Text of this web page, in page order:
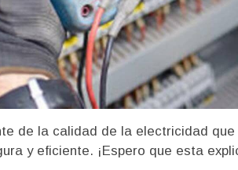
de la calidad de la electricidad
y eficiente. ¡Espero que esta